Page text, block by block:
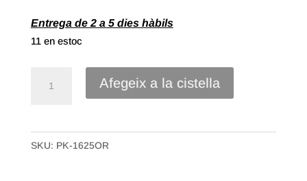
Entrega de 2 a 5 dies hàbils
11 en estoc
Polipropilè
Metal·litzat
Afegeix a la cistella
SKU: PK-1625OR